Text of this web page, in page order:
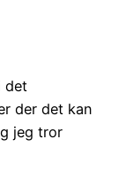
det
der det kan
jeg tror